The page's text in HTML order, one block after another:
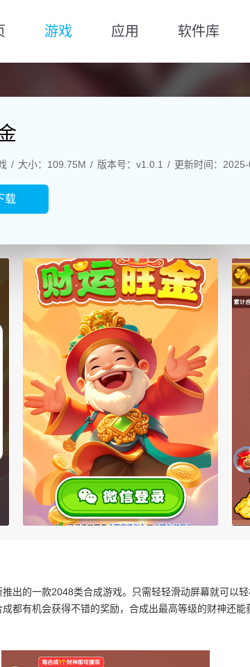
游戏 应用 软件库
大小：109.75M 版本号：v1.0.1 更新时间：
载
出的一款2048类合成游戏。只需轻轻滑动屏幕就可以
都有机会获得不错的奖励，合成出最高等级的财神还